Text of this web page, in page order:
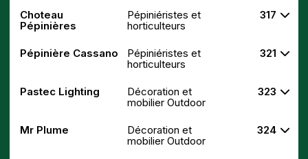
Choteau
Pépinières
Pépiniéristes et
horticulteurs
317
Pépinière Cassano
Pépiniéristes et
horticulteurs
321
Pastec Lighting
Décoration et
mobilier Outdoor
323
Mr Plume
Décoration et
mobilier Outdoor
324